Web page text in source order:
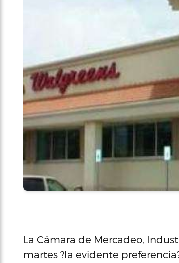
La Cámara de Mercadeo,
martes ?la evidente